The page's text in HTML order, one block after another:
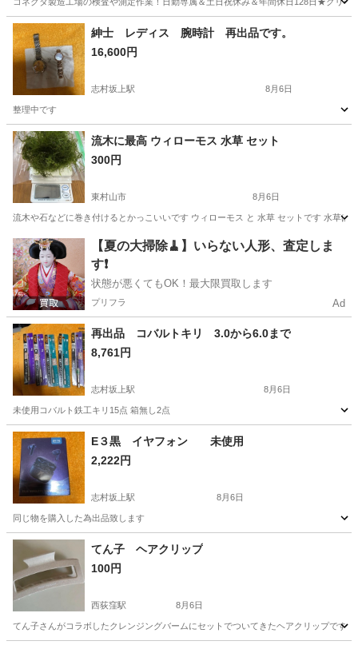
茨城 常陸大宮市 その他
紳士 レディス 腕時計 再出品です。
16,600円
志村坂上駅 8月6日
整理中です
東京 板橋区 志村坂上駅
流木に最高 ウィローモス 水草 セット
300円
東村山市 8月6日
流木や石などに巻き付けるとかっこいいです ウィローモス と 水草 セットです 水草
東京 東村山市 その他
【夏の大掃除🧹】いらない人形、査定しま
す❗️
状態が悪くてもOK！最大限買取します
プリフラ Ad
再出品 コバルトキリ 3.0から6.0まで
8,761円
志村坂上駅 8月6日
未使用コバルト鉄工キリ15点 箱無し2点
東京 板橋区 志村坂上駅 キリ
E３黒 イヤフォン 未使用
2,222円
志村坂上駅 8月6日
同じ物を購入した為出品致します
東京 板橋区 志村坂上駅 その他
てん子 ヘアクリップ
100円
西荻窪駅 8月6日
てん子さんがコラボしたクレンジングバームにセットでついてきたヘアクリップ